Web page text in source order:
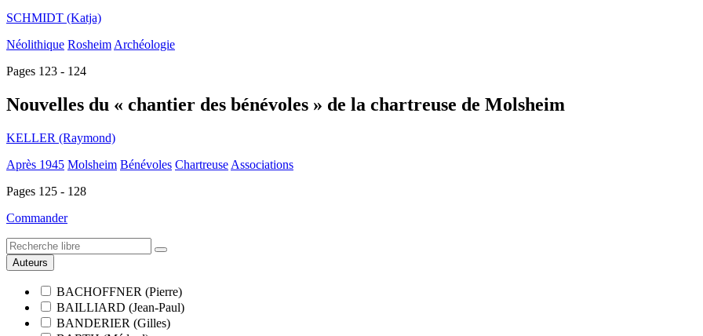
SCHMIDT (Katja)
Néolithique Rosheim Archéologie
Pages 123 - 124
Nouvelles du « chantier des bénévoles » de la chartreuse de Molsheim
KELLER (Raymond)
Après 1945 Molsheim Bénévoles Chartreuse Associations
Pages 125 - 128
Commander
Auteurs
BACHOFFNER (Pierre)
BAILLIARD (Jean-Paul)
BANDERIER (Gilles)